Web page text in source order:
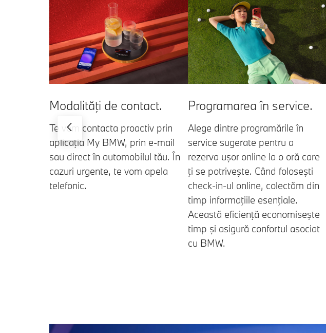
Modalităţi de contact.
Te vom contacta proactiv prin
aplicaţia My BMW, prin e-mail
sau direct în automobilul tău. În
cazuri urgente, te vom apela
telefonic.
Programarea în service.
Alege dintre programările în
service sugerate pentru a
rezerva uşor online la o oră care
ţi se potriveşte. Când foloseşti
check-in-ul online, colectăm din
timp informaţiile esenţiale.
Această eficienţă economiseşte
timp şi asigură confortul asociat
cu BMW.